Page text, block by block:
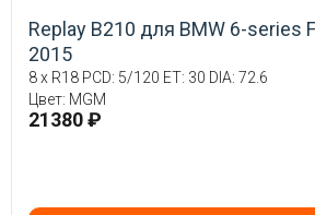
Replay B210 для BMW 6-series
2015
8 x R18 PCD: 5/120 ET: 30 DIA: 72.6
Цвет: MGM
21380 ₽